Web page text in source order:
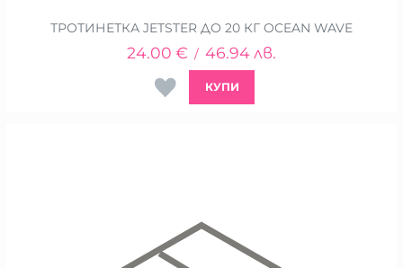
ТРОТИНЕТКА JETSTER ДО 20 КГ OCEAN WAVE
24.00 € / 46.94лв.
КУПИ